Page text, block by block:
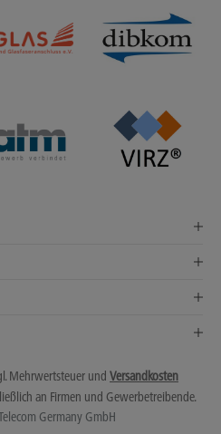
Mehrwertsteuer und Versandkosten
an Firmen und Gewerbetreibende.
Germany GmbH